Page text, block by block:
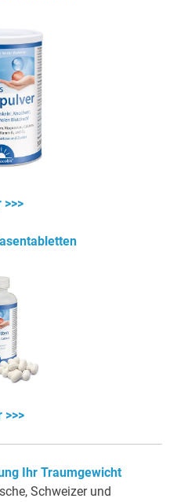
>>>
Ihr Traumgewicht
Schweizer und